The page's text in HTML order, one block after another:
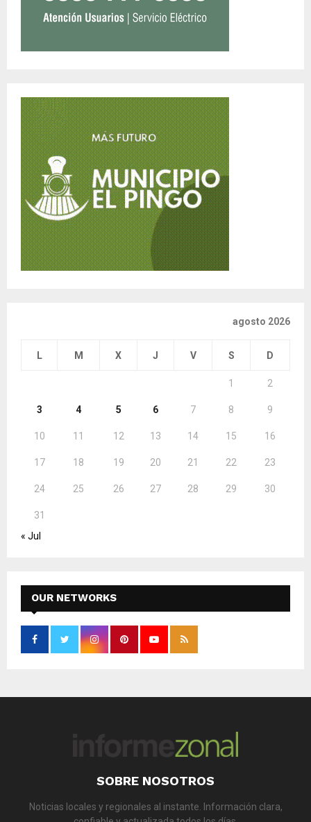
agosto 2026
L M X J V S D
1 2
3 4 5 6 7 8 9
10 11 12 13 14 15 16
17 18 19 20 21 22 23
24 25 26 27 28 29 30
31
« Jul
OUR NETWORKS
SOBRE NOSOTROS
Noticias locales y regionales al instante. Información clara,